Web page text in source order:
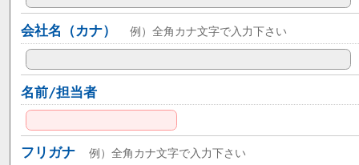
会社名（カナ） 例）全角カナ文字で入力下さい
名前/担当者
フリガナ 例）全角カナ文字で入力下さい